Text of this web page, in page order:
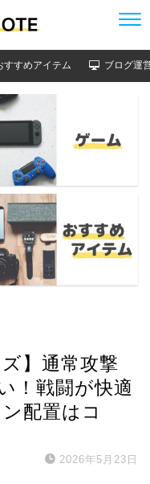
すすめアイテム ブログ運
】通常攻撃
！戦闘が快適
配置はコ
2026年5月23日